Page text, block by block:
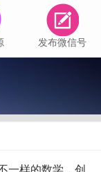
发布微信号
一样的数学，创